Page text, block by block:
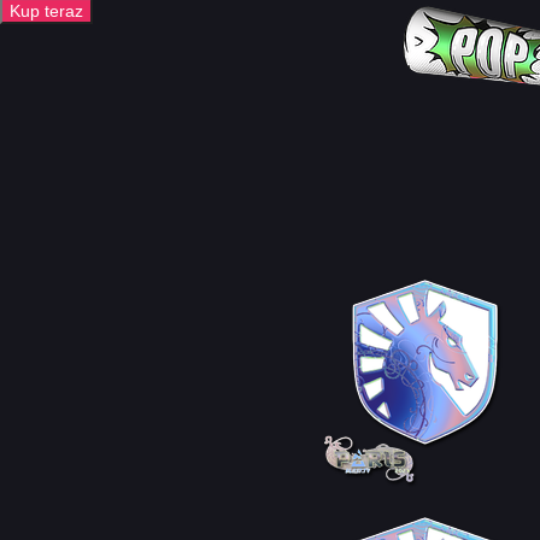
Kup teraz